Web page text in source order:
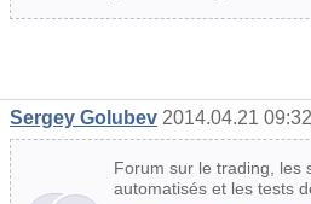
Sergey Golubev 2014.04.21 09:32
Forum sur le trading, les
automatisés et les tests